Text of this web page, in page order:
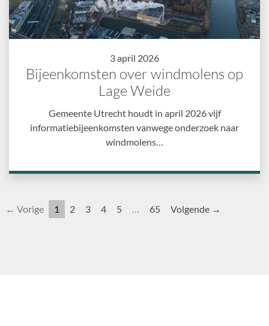
3 april 2026
Bijeenkomsten over windmolens op
Lage Weide
Gemeente Utrecht houdt in april 2026 vijf
informatiebijeenkomsten vanwege onderzoek naar
windmolens…
← Vorige 1 2 3 4 5 … 65 Volgende →